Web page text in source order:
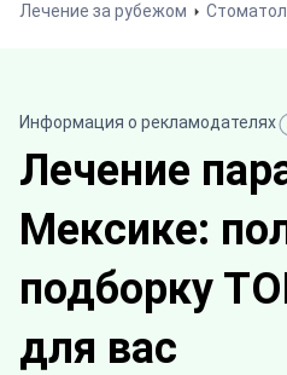
Лечение за рубежом
Информация о рекламодателях
Лечение
Мексике:
подборку
для вас